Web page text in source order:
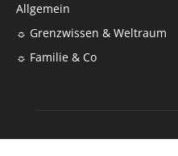
Allgemein
☼ Grenzwissen & Weltraum
☼ Familie & Co